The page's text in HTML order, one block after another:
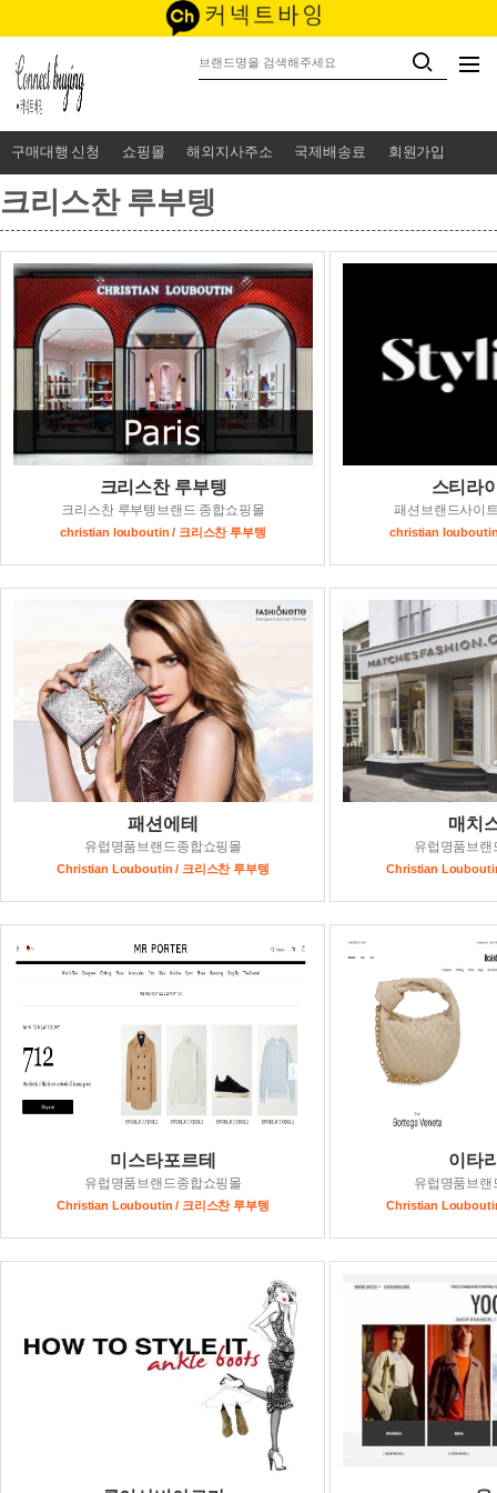
구매대행 신청 쇼핑몰 해외지사주소 국제배송료 회원가입
크리스찬 루부텡
크리스찬 루부텡
크리스찬 루부텡브랜드 종합쇼핑몰
christian louboutin / 크리스찬 루부텡
스티라
패션브랜드사이
christian louboutin
패션에테
유럽명품브랜드종합쇼핑몰
Christian Louboutin / 크리스찬 루부텡
매치
유럽명품브
Christian
미스타포르테
유럽명품브랜드종합쇼핑몰
Christian Louboutin / 크리스찬 루부텡
이타
유럽명품브
Christian